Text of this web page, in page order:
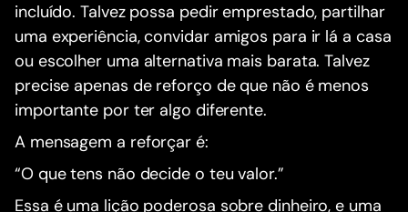
incluído. Talvez possa pedir emprestado, partilhar
uma experiência, convidar amigos para ir lá a casa
ou escolher uma alternativa mais barata. Talvez
precise apenas de reforço de que não é menos
importante por ter algo diferente.
A mensagem a reforçar é:
“O que tens não decide o teu valor.”
Essa é uma lição poderosa sobre dinheiro, e uma